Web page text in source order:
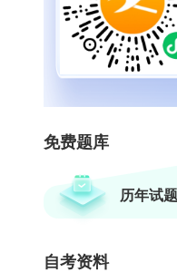
免费题库
历年试题
自考资料